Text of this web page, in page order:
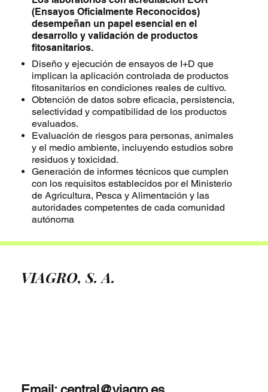
(Ensayos Oficialmente Reconocidos)
desempeñan un papel esencial en el
desarrollo y validación de productos
fitosanitarios.
Diseño y ejecución de ensayos de I+D que
implican la aplicación controlada de productos
fitosanitarios en condiciones reales de cultivo.
Obtención de datos sobre eficacia, persistencia,
selectividad y compatibilidad de los productos
evaluados.
Evaluación de riesgos para personas, animales
y el medio ambiente, incluyendo estudios sobre
residuos y toxicidad.
Generación de informes técnicos que cumplen
con los requisitos establecidos por el Ministerio
de Agricultura, Pesca y Alimentación y las
autoridades competentes de cada comunidad
autónoma
VIAGRO, S. A.